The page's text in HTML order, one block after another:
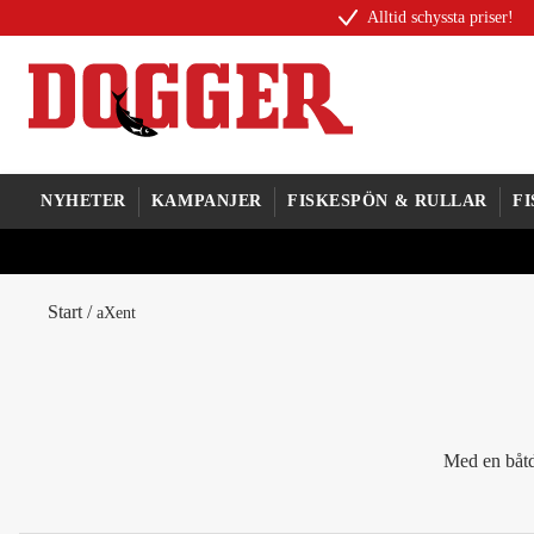
Alltid schyssta priser!
NYHETER KAMPANJER FISKESPÖN & RULLAR
Start / aXent
Med en